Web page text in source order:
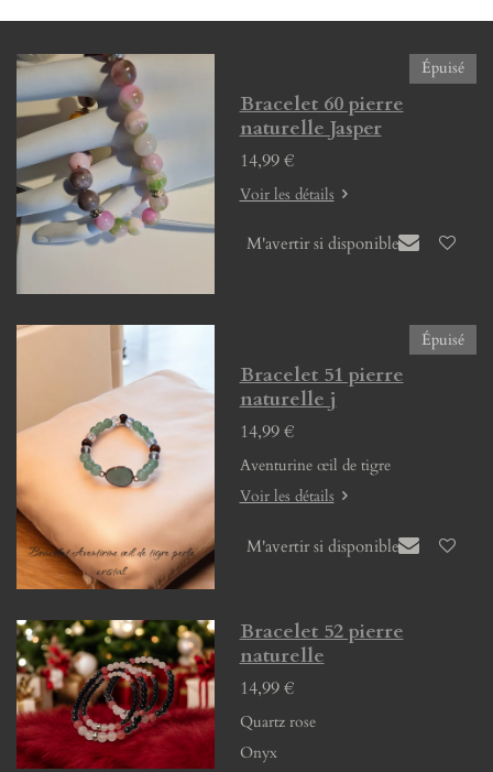
e
e
e
e
Épuisé
Bracelet 60 pierre
naturelle Jasper
14,99 €
Voir les détails
M'avertir si disponible
Épuisé
Bracelet 51 pierre
naturelle j
14,99 €
Aventurine œil de tigre
Voir les détails
M'avertir si disponible
Bracelet 52 pierre
naturelle
14,99 €
Quartz rose
Onyx